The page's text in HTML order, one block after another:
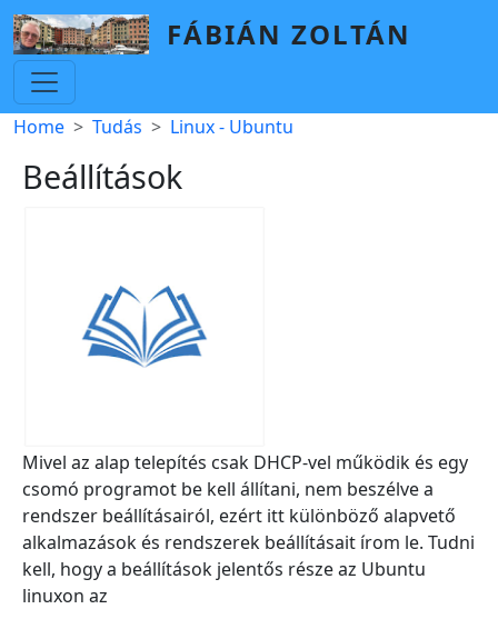
Skip to main content
FÁBIÁN ZOLTÁN
Breadcrumb
Home Tudás Linux - Ubuntu
Beállítások
Mivel az alap telepítés csak DHCP-vel működik és egy
csomó programot be kell állítani, nem beszélve a
rendszer beállításairól, ezért itt különböző alapvető
alkalmazások és rendszerek beállításait írom le. Tudni
kell, hogy a beállítások jelentős része az Ubuntu
linuxon az